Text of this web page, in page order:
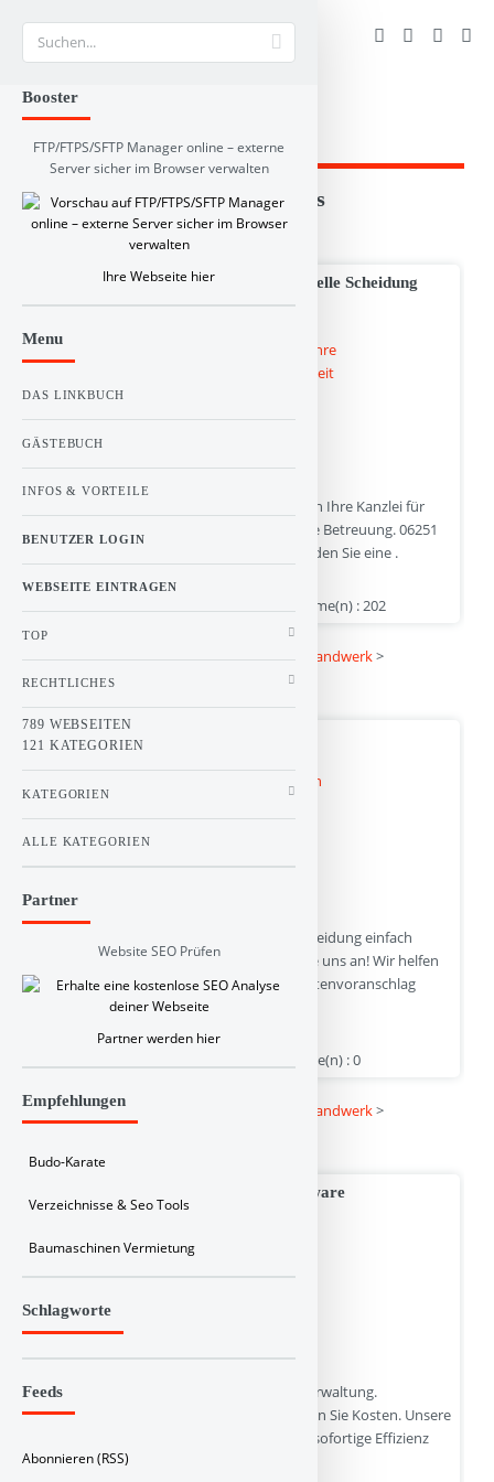
Branchen und RSS-Verzeichnis
65 Resultat(e) fürscheidung kosten
ADVOSCHEIDUNG de | Ihre individuelle Scheidung
Online | bundesweit
Scheidung Online Anwaltskanzlei Steinbach Ihre Kanzlei für
kurze Kommunikationswege & persönliche Betreuung. 06251
8565952 Rufen Sie unverbindlich an o. senden Sie eine .
www.advoscheidung.de | Hits : 320 | Stimme(n) : 202
Kategorie :Linkbuch>Dienstleistung und Handwerk>
Rechtsanwälte und Rechtsberatung
Online Scheidung einfach günstig
Rechtsanwalt Reinhard Scholz - Online Scheidung einfach
günstig Erstberatung kostenfrei - Rufen Sie uns an! Wir helfen
Ihnen bei Ihrer Scheidung. Jetzt Gratis-Kostenvoranschlag
www.ihre-scheidung.info | Hits : 0 | Stimme(n) : 0
Kategorie :Linkbuch Dienstleistung und Handwerk>
PROLAG One Lagerverwaltungssoftware
Der schnellste Weg zur effizienten Lagerverwaltung.
Vereinfachen Sie Lagerprozesse und senken Sie Kosten. Unsere
Warehouse Management Software bietet sofortige Effizienz
durch standardisierte Abläufe.
Booster
FTP/FTPS/SFTP Manager online – externe
Server sicher im Browser verwalten
Ihre Webseite hier
Menu
DAS LINKBUCH
GÄSTEBUCH
INFOS & VORTEILE
BENUTZER LOGIN
WEBSEITE EINTRAGEN
TOP
RECHTLICHES
789 WEBSEITEN
121 KATEGORIEN
KATEGORIEN
ALLE KATEGORIEN
Partner
Website SEO Prüfen
Partner werden hier
Empfehlungen
Budo-Karate
Verzeichnisse & Seo Tools
Baumaschinen Vermietung
Schlagworte
Feeds
Abonnieren (RSS)